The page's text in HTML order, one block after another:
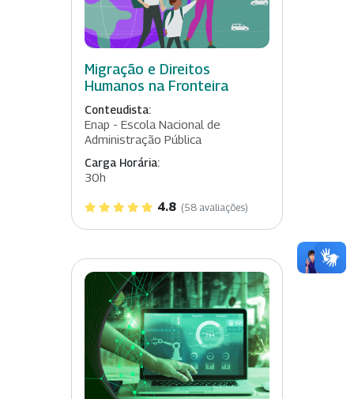
Migração e Direitos
Humanos na Fronteira
Conteudista:
Enap - Escola Nacional de
Administração Pública
Carga Horária:
30h
4.8 (58 avaliações)